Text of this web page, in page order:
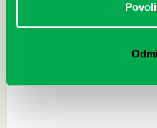
Sprievodca po hviezdnej oblohe